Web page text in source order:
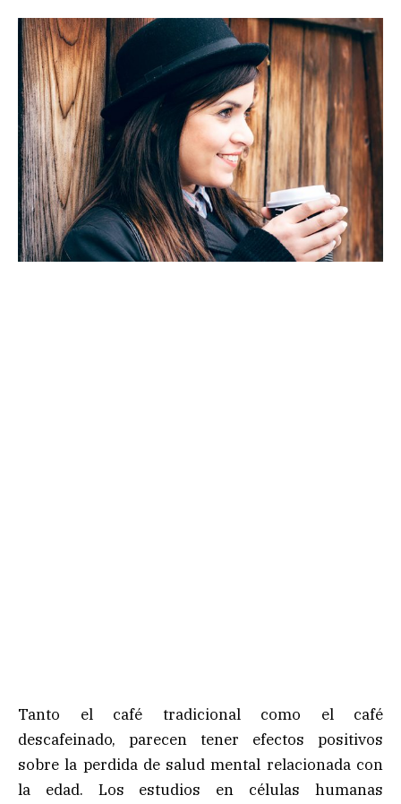
Tanto el café tradicional como el café
descafeinado, parecen tener efectos positivos
sobre la perdida de salud mental relacionada con
la edad. Los estudios en células humanas